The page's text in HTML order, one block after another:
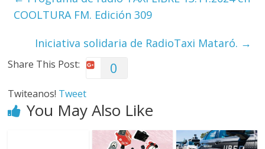
COOLTURA FM. Edición 309
Iniciativa solidaria de RadioTaxi Mataró. →
Share This Post: 0
Twiteanos! Tweet
You May Also Like